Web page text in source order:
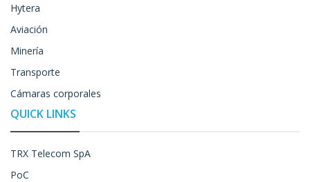
Hytera
Aviación
Minería
Transporte
Cámaras corporales
QUICK LINKS
TRX Telecom SpA
PoC